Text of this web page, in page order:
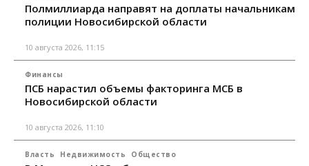
Полмиллиарда направят на доплаты начальникам
полиции Новосибирской области
10 августа 2026, 11:15
Финансы
ПСБ нарастил объемы факторинга МСБ в
Новосибирской области
10 августа 2026, 11:10
Власть Недвижимость Общество